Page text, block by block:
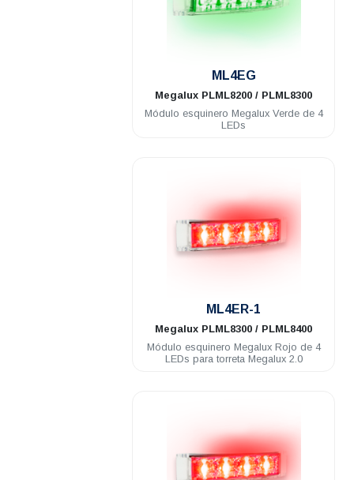
ML4EG
Megalux PLML8200 / PLML8300
Módulo esquinero Megalux Verde de 4
LEDs
ML4ER-1
Megalux PLML8300 / PLML8400
Módulo esquinero Megalux Rojo de 4
LEDs para torreta Megalux 2.0